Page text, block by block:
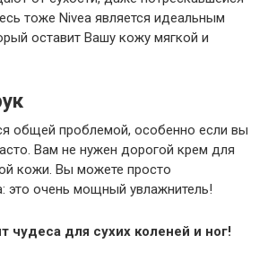
тоже Nivea является идеальным
оставит Вашу кожу мягкой и
общей проблемой, особенно если вы
Вам не нужен дорогой крем для
кожи. Вы можете просто
это очень мощный увлажнитель!
чудеса для сухих коленей и ног!